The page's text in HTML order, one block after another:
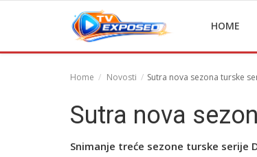
HOME
Home Novosti Sutra nova sezona turske
Sutra nova
Snimanje treće sezone turske serije